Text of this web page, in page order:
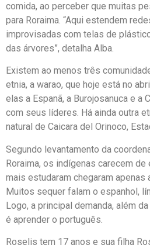
comida, ao perceber que muitas
para Roraima. “Aqui estendem
improvisadas com telas de
das árvores”, detalha Alba.
Existem ao menos três
etnia, a warao, que hoje está no
elas a Espanã, a Burojosanuca e a
com seus líderes. Há ainda outra
natural de Caicara del Orinoco,
Segundo levantamento da
Roraima, os indígenas carecem
mais estudaram chegaram apenas
Muitos sequer falam o espanhol,
Logo, a principal demanda, além
é aprender o português.
Roselis tem 17 anos e sua filha